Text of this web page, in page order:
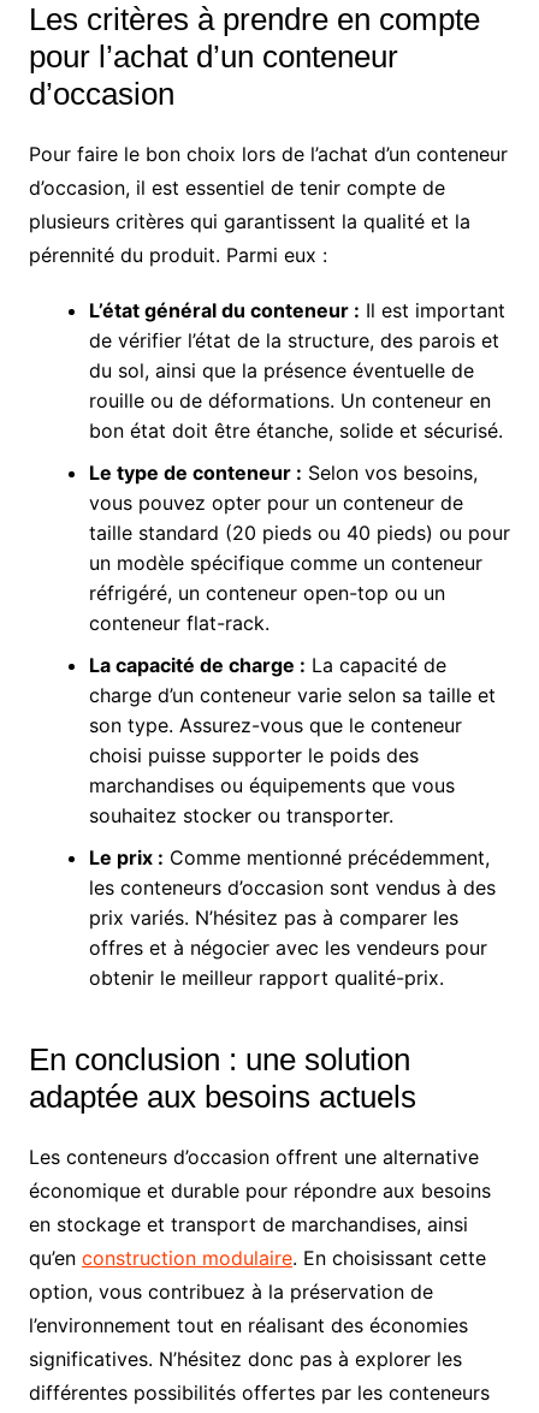
Les critères à prendre en compte
pour l’achat d’un conteneur
d’occasion
Pour faire le bon choix lors de l’achat d’un conteneur
d’occasion, il est essentiel de tenir compte de
plusieurs critères qui garantissent la qualité et la
pérennité du produit. Parmi eux :
L’état général du conteneur : Il est important
de vérifier l’état de la structure, des parois et
du sol, ainsi que la présence éventuelle de
rouille ou de déformations. Un conteneur en
bon état doit être étanche, solide et sécurisé.
Le type de conteneur : Selon vos besoins,
vous pouvez opter pour un conteneur de
taille standard (20 pieds ou 40 pieds) ou pour
un modèle spécifique comme un conteneur
réfrigéré, un conteneur open-top ou un
conteneur flat-rack.
La capacité de charge : La capacité de
charge d’un conteneur varie selon sa taille et
son type. Assurez-vous que le conteneur
choisi puisse supporter le poids des
marchandises ou équipements que vous
souhaitez stocker ou transporter.
Le prix : Comme mentionné précédemment,
les conteneurs d’occasion sont vendus à des
prix variés. N’hésitez pas à comparer les
offres et à négocier avec les vendeurs pour
obtenir le meilleur rapport qualité-prix.
En conclusion : une solution
adaptée aux besoins actuels
Les conteneurs d’occasion offrent une alternative
économique et durable pour répondre aux besoins
en stockage et transport de marchandises, ainsi
qu’en construction modulaire. En choisissant cette
option, vous contribuez à la préservation de
l’environnement tout en réalisant des économies
significatives. N’hésitez donc pas à explorer les
différentes possibilités offertes par les conteneurs